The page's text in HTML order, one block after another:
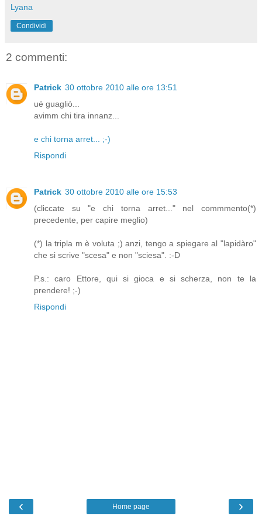
Lyana
Condividi
2 commenti:
Patrick 30 ottobre 2010 alle ore 13:51
ué guagliò...
avimm chi tira innanz...
e chi torna arret... ;-)
Rispondi
Patrick 30 ottobre 2010 alle ore 15:53
(cliccate su "e chi torna arret..." nel commmento(*)
precedente, per capire meglio)
(*) la tripla m è voluta ;) anzi, tengo a spiegare al "lapidàro"
che si scrive "scesa" e non "sciesa". :-D
P.s.: caro Ettore, qui si gioca e si scherza, non te la
prendere! ;-)
Rispondi
‹ ›
Home page